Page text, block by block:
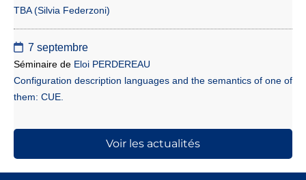
TBA (Silvia Federzoni)
7 septembre
Séminaire de Eloi PERDEREAU
Configuration description languages and the semantics of one of
them: CUE.
Voir les actualités